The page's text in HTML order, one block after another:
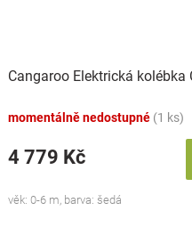
Cangaroo Elektrická kolébka
momentálně nedostupné (1 ks)
4 779 Kč
věk: 0-6 m, barva: šedá